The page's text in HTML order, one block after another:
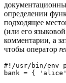
определении
подходящее
(или его
комментарии, а
чтобы оператор
#!/usr/bin/env
bank = {